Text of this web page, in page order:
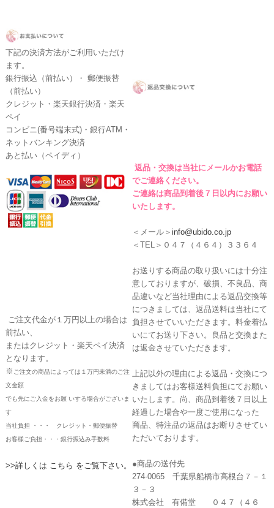
下記の決済方法がご利用いただけ
ます。
銀行振込（前払い）・ 郵便振替
（前払い）
クレジット・楽天銀行決済・楽天
ペイ
コンビニ(番号端末式)・銀行ATM・
ネットバンキング決済
あと払い（ペイディ）
返品・交換は当社にメールかお電話
でご連絡ください。
ご連絡は商品到着後７日以内にお願い
いたします。
＜メール＞ info@ubido.co.jp
＜TEL＞０４７（４６４）３３６４
ご注文代金が１万円以上の場合は
前払い、
またはクレジット・楽天ペイ決済
となります。
※ ご注文の商品によっては１万円未満のご注
文金額
でも先にご入金をお願 いする場合がございま
す
当社負担 ・・・ クレジット・郵便振替
お客様ご負担・・・銀行振込み手数料
>>詳しくは こちら をご覧下さい。
お送りする商品の取り扱いには十分注
意しておりますが、破損、不良品、商
品違いなど当社理由による返品交換等
につきましては、返品送料は当社にて
負担させていいただきます。料金着払
いにてお送り下さい。良品と交換また
は返金させていただきます。
上記以外の理由による返品・交換につ
きましてはお客様送料負担にてお願い
いたします。尚、商品到着後７日以上
経過した場合や一度ご使用になった
商品、特注品の返品はお断りさせてい
ただいております。
●商品の送付先
274-0065 千葉県船橋市高根台７－１
３－３
株式会社 有備堂 ０４７（４６